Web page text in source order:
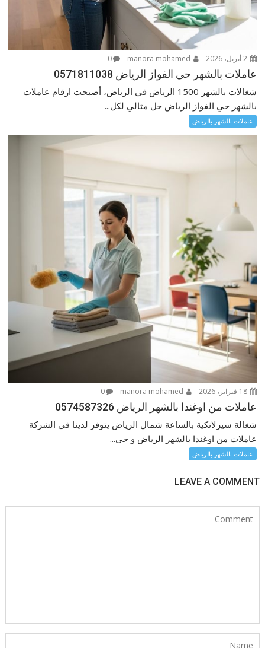
2 أبريل، 2026 0
عاملات بالشهر حي الفواز الرياض 0571811038
شغالات بالشهر 1500 الرياض في الرياض، أصبحت ارقام عاملات
بالشهر حي الفواز الرياض حل مثالي لكل...
عاملات بالشهر بالرياض
18 فبراير، 2026 0
عاملات من اوغندا بالشهر الرياض 0574587326
شغالة سيرلانكية بالساعة شمال الرياض يتوفر لدينا في الشركة
عاملات من اوغندا بالشهر الرياض و حى...
عاملات بالشهر بالرياض
LEAVE A COMMENT